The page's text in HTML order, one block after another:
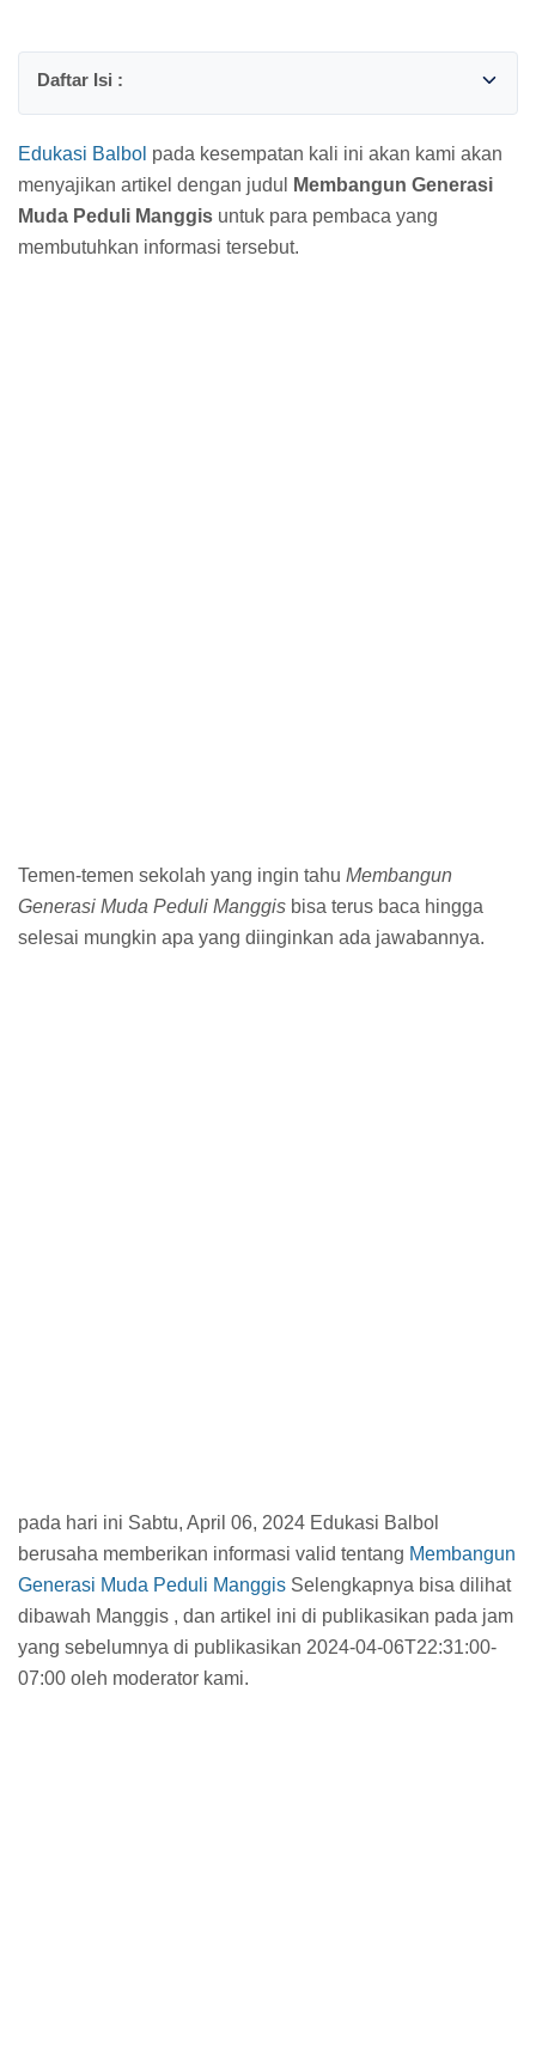
Edukasi Balbol pada kesempatan kali ini akan kami akan
menyajikan artikel dengan judul
Membangun Generasi
Muda Peduli Manggis untuk para pembaca yang
membutuhkan informasi tersebut.
Temen-temen sekolah yang ingin tahu Membangun
Generasi Muda Peduli Manggis bisa terus baca hingga
selesai mungkin apa yang diinginkan ada jawabannya.
pada hari ini Sabtu, April 06, 2024 Edukasi Balbol
berusaha memberikan informasi valid tentang Membangun
Generasi Muda Peduli Manggis Selengkapnya bisa dilihat
dibawah Manggis , dan artikel ini di publikasikan pada jam
yang sebelumnya di publikasikan 2024-04-06T22:31:00-
07:00 oleh moderator kami.